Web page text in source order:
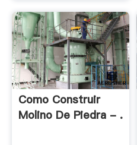
Como Construir
Molino De Piedra - .